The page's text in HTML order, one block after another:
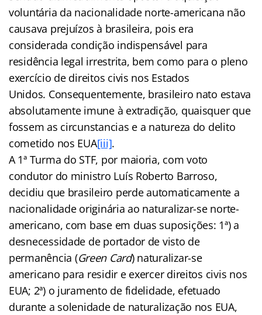
voluntária da nacionalidade norte-americana não
causava prejuízos à brasileira, pois era
considerada condição indispensável para
residência legal irrestrita, bem como para o pleno
exercício de direitos civis nos Estados
Unidos. Consequentemente, brasileiro nato estava
absolutamente imune à extradição, quaisquer que
fossem as circunstancias e a natureza do delito
cometido nos EUA[iii].
A 1ª Turma do STF, por maioria, com voto
condutor do ministro Luís Roberto Barroso,
decidiu que brasileiro perde automaticamente a
nacionalidade originária ao naturalizar-se norte-
americano, com base em duas suposições: 1ª) a
desnecessidade de portador de visto de
permanência (Green Card) naturalizar-se
americano para residir e exercer direitos civis nos
EUA; 2ª) o juramento de fidelidade, efetuado
durante a solenidade de naturalização nos EUA,